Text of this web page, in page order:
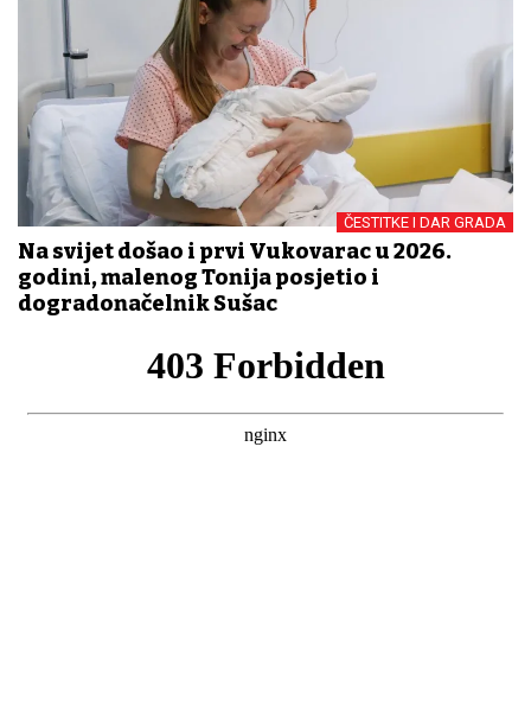
ČESTITKE I DAR GRADA
Na svijet došao i prvi Vukovarac u 2026.
godini, malenog Tonija posjetio i
dogradonačelnik Sušac